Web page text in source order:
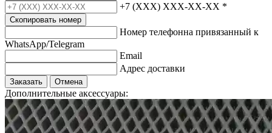
+7 (XXX) XXX-XX-XX *
Скопировать номер
Номер телефонна привязанный к
WhatsApp/Telegram
Email
Адрес доставки
Заказать Отмена
Дополнительные аксессуары: